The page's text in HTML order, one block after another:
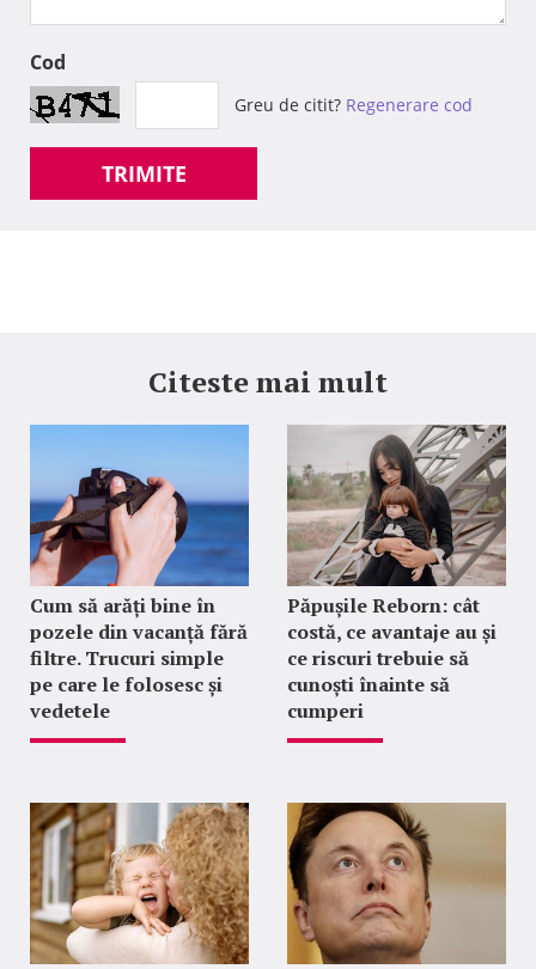
Cod
Greu de citit? Regenerare cod
TRIMITE
Citeste mai mult
Cum să arăți bine în
pozele din vacanță fără
filtre. Trucuri simple
pe care le folosesc și
vedetele
Păpușile Reborn: cât
costă, ce avantaje au și
ce riscuri trebuie să
cunoști înainte să
cumperi